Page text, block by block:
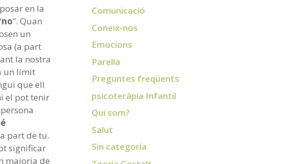
en la
no”. Quan
un
(a part
la nostra
un límit
que ell
el pot tenir
part de tu.
significar
majoria de
Comunicació
Coneix-nos
Emocions
Parella
Preguntes freqüents
psicoteràpia Infantil
Qui som?
Salut
Sin categoría